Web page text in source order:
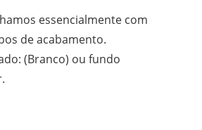
essencialmente com
de acabamento.
(Branco) ou fundo